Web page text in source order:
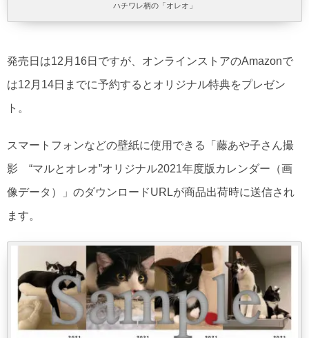
ハチワレ柄の「オレオ」
発売日は12月16日ですが、オンラインストアのAmazonで
は12月14日までに予約するとオリジナル特典をプレゼン
ト。
スマートフォンなどの壁紙に使用できる「藤あや子さん撮
影 “マルとオレオ”オリジナル2021年度版カレンダー（画
像データ）」のダウンロードURLが商品出荷時に送信され
ます。